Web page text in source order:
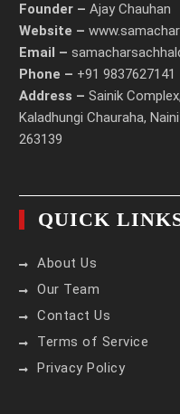
Founder – Ajay Chauhan
Website –
Email –
Phone – +91 9837627141
Address – Sainik
Kaladhungi Chauraha,
263139
QUICK
About Us
Our Team
Contact Us
Terms of Service
Privacy Policy